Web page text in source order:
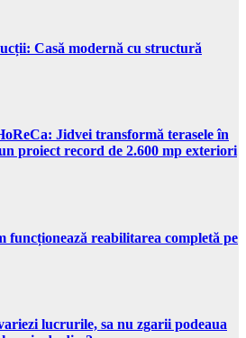
Casă modernă cu structură
Jidvei transformă terasele în
proiect record de 2.600 mp exteriori
funcționează reabilitarea completă pe
lucrurile, sa nu zgarii podeaua